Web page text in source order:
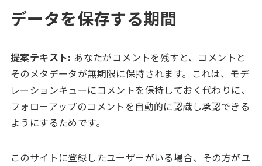
データを保存する期間
提案テキスト: あなたがコメントを残すと、コメントと
そのメタデータが無期限に保持されます。これは、モデ
レーションキューにコメントを保持しておく代わりに、
フォローアップのコメントを自動的に認識し承認できる
ようにするためです。
このサイトに登録したユーザーがいる場合、その方がユ